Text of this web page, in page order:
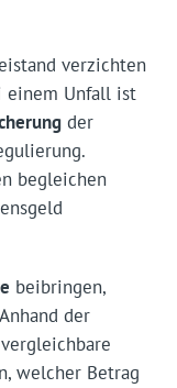
verzichten
einem Unfall ist
der
begleichen
beibringen,
der
welcher Betrag